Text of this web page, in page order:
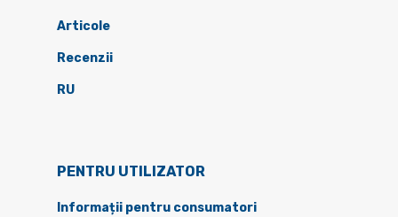
Articole
Recenzii
RU
PENTRU UTILIZATOR
Informații pentru consumatori